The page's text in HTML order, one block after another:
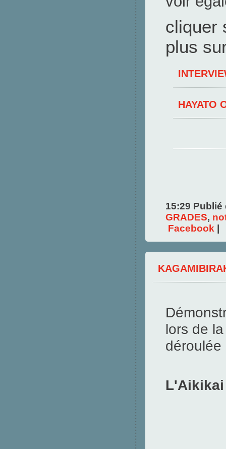
cliquer
plus
HAYATO
15:29
GRADES,
Facebook
lors de
déroulée
L'Aikikai